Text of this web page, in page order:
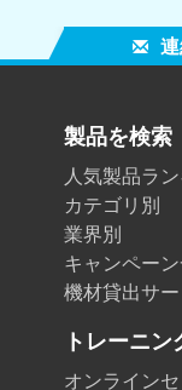
製品を検索
人気製品ラ
カテゴリ別
業界別
キャンペー
機材貸出サー
トレーニ
オンライン